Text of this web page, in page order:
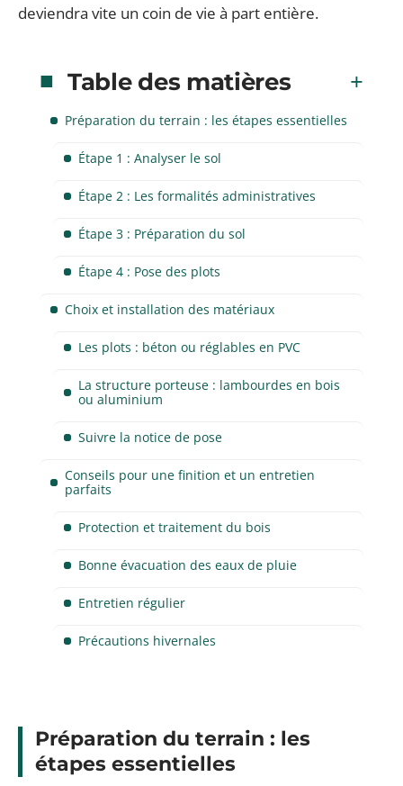
deviendra vite un coin de vie à part entière.
Table des matières
Préparation du terrain : les étapes essentielles
Étape 1 : Analyser le sol
Étape 2 : Les formalités administratives
Étape 3 : Préparation du sol
Étape 4 : Pose des plots
Choix et installation des matériaux
Les plots : béton ou réglables en PVC
La structure porteuse : lambourdes en bois
ou aluminium
Suivre la notice de pose
Conseils pour une finition et un entretien
parfaits
Protection et traitement du bois
Bonne évacuation des eaux de pluie
Entretien régulier
Précautions hivernales
Préparation du terrain : les
étapes essentielles